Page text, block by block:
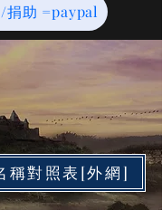
助 =paypal
稱對照表[外網]